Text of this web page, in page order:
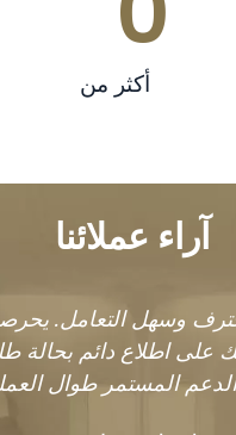
أكثر من
آراء عملائنا
وسهل التعامل.
على اطلاع دائم بحالة
المستمر طوال